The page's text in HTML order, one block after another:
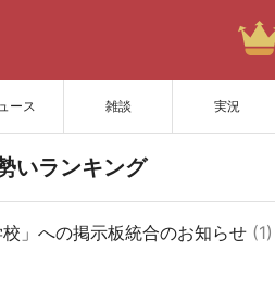
ース 雑談 実況
サイトを更新
いランキング
校」への掲示板統合のお知らせ (1)